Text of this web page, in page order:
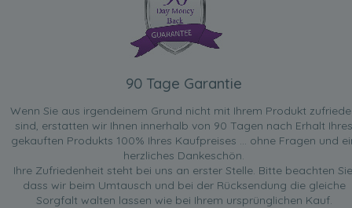
90 Tage Garantie
Wenn Sie aus irgendeinem Grund nicht mit Ihrem Produkt
sind, erstatten wir Ihnen innerhalb von 90 Tagen nach Erhalt Ihres
gekauften Produkts 100% Ihres Kaufpreises ... ohne Fragen und
herzliches Dankeschön.
Ihre Zufriedenheit steht bei uns an erster Stelle. Bitte beachten
dass wir beim Umtausch und bei der Rücksendung die gleiche
Sorgfalt walten lassen wie bei Ihrem ursprünglichen Kauf.